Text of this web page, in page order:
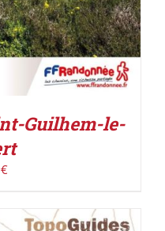
Guilhem-le-
€